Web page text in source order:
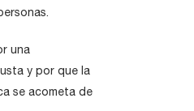
una
y por que la
se acometa de